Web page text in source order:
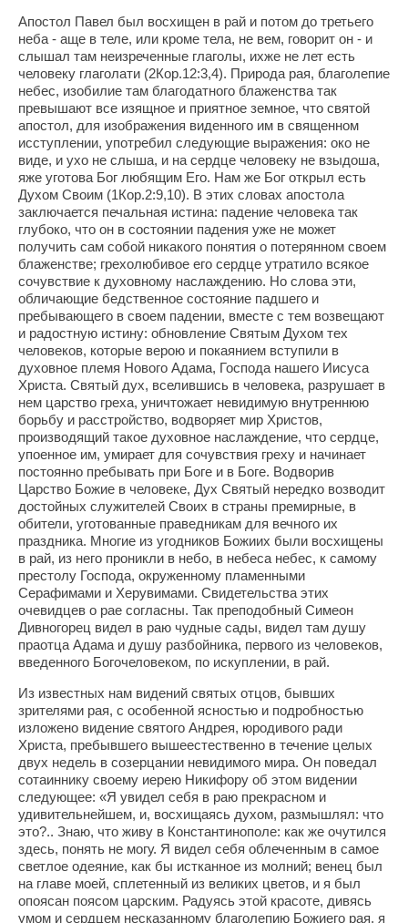
Апостол Павел был восхищен в рай и потом до третьего
неба - аще в теле, или кроме тела, не вем, говорит он - и
слышал там неизреченные глаголы, ихже не лет есть
человеку глаголати (2Кор.12:3,4). Природа рая, благолепие
небес, изобилие там благодатного блаженства так
превышают все изящное и приятное земное, что святой
апостол, для изображения виденного им в священном
исступлении, употребил следующие выражения: око не
виде, и ухо не слыша, и на сердце человеку не взыдоша,
яже уготова Бог любящим Его. Нам же Бог открыл есть
Духом Своим (1Кор.2:9,10). В этих словах апостола
заключается печальная истина: падение человека так
глубоко, что он в состоянии падения уже не может
получить сам собой никакого понятия о потерянном своем
блаженстве; грехолюбивое его сердце утратило всякое
сочувствие к духовному наслаждению. Но слова эти,
обличающие бедственное состояние падшего и
пребывающего в своем падении, вместе с тем возвещают
и радостную истину: обновление Святым Духом тех
человеков, которые верою и покаянием вступили в
духовное племя Нового Адама, Господа нашего Иисуса
Христа. Святый дух, вселившись в человека, разрушает в
нем царство греха, уничтожает невидимую внутреннюю
борьбу и расстройство, водворяет мир Христов,
производящий такое духовное наслаждение, что сердце,
упоенное им, умирает для сочувствия греху и начинает
постоянно пребывать при Боге и в Боге. Водворив
Царство Божие в человеке, Дух Святый нередко возводит
достойных служителей Своих в страны премирные, в
обители, уготованные праведникам для вечного их
праздника. Многие из угодников Божиих были восхищены
в рай, из него проникли в небо, в небеса небес, к самому
престолу Господа, окруженному пламенными
Серафимами и Херувимами. Свидетельства этих
очевидцев о рае согласны. Так преподобный Симеон
Дивногорец видел в раю чудные сады, видел там душу
праотца Адама и душу разбойника, первого из человеков,
введенного Богочеловеком, по искуплении, в рай.
Из известных нам видений святых отцов, бывших
зрителями рая, с особенной ясностью и подробностью
изложено видение святого Андрея, юродивого ради
Христа, пребывшего вышеестественно в течение целых
двух недель в созерцании невидимого мира. Он поведал
сотаиннику своему иерею Никифору об этом видении
следующее: «Я увидел себя в раю прекрасном и
удивительнейшем, и, восхищаясь духом, размышлял: что
это?.. Знаю, что живу в Константинополе: как же очутился
здесь, понять не могу. Я видел себя облеченным в самое
светлое одеяние, как бы истканное из молний; венец был
на главе моей, сплетенный из великих цветов, и я был
опоясан поясом царским. Радуясь этой красоте, дивясь
умом и сердцем несказанному благолепию Божиего рая, я